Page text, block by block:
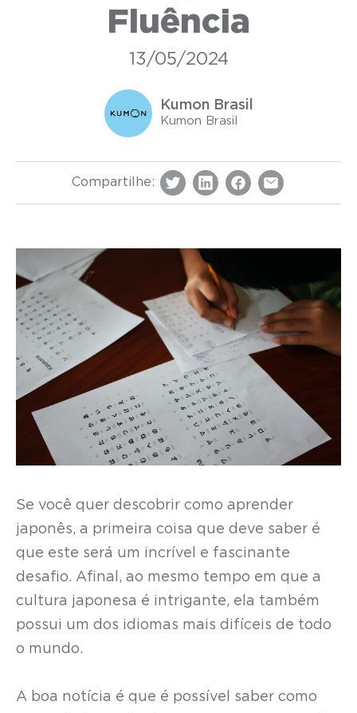
Fluência
13/05/2024
Kumon Brasil
Kumon Brasil
Compartilhe:
Se você quer descobrir como aprender
japonês, a primeira coisa que deve saber é
que este será um incrível e fascinante
desafio. Afinal, ao mesmo tempo em que a
cultura japonesa é intrigante, ela também
possui um dos idiomas mais difíceis de todo
o mundo.
A boa notícia é que é possível saber como